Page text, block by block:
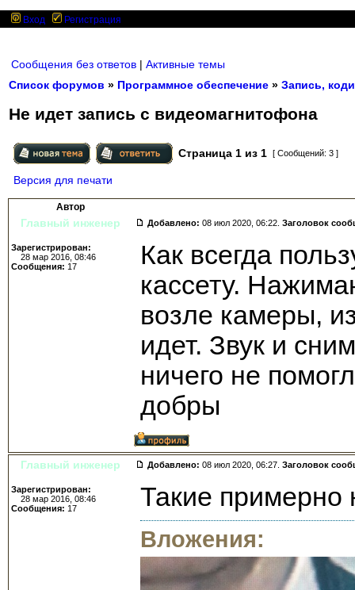
Вход Регистрация
Сообщения без ответов | Активные темы
Список форумов » Программное обеспечение » Запись,
Не идет запись с видеомагнитофона
Страница 1 из 1 [ Сообщений: 3 ]
Версия для печати
Автор
Главный инженер Добавлено: 08 июл 2020, 06:22. Заголовок
Зарегистрирован:
28 мар 2016, 08:46
Сообщения: 17
Как всегда
кассету.
возле камеры,
идет. Звук и
ничего не
добры
Главный инженер Добавлено: 08 июл 2020, 06:27. Заголовок
Зарегистрирован:
28 мар 2016, 08:46
Сообщения: 17 Такие примерно
Вложения: